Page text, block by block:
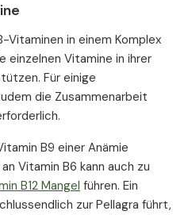
Vitaminen in einem Komplex
einzelnen Vitamine in ihrer
Für einige
die Zusammenarbeit
B9 einer Anämie
Vitamin B6 kann auch zu
B12 Mangel führen. Ein
zur Pellagra führt,